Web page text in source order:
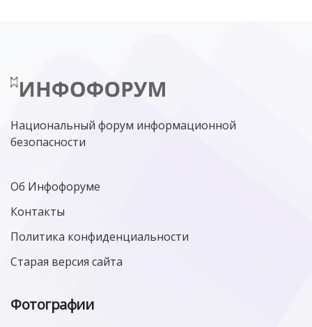
МИНЦИФРЫ РОССИИ NGFW
Национальный форум информационной
безопасности
Об Инфофоруме
Контакты
Политика конфиденциальности
Старая версия сайта
Фотографии